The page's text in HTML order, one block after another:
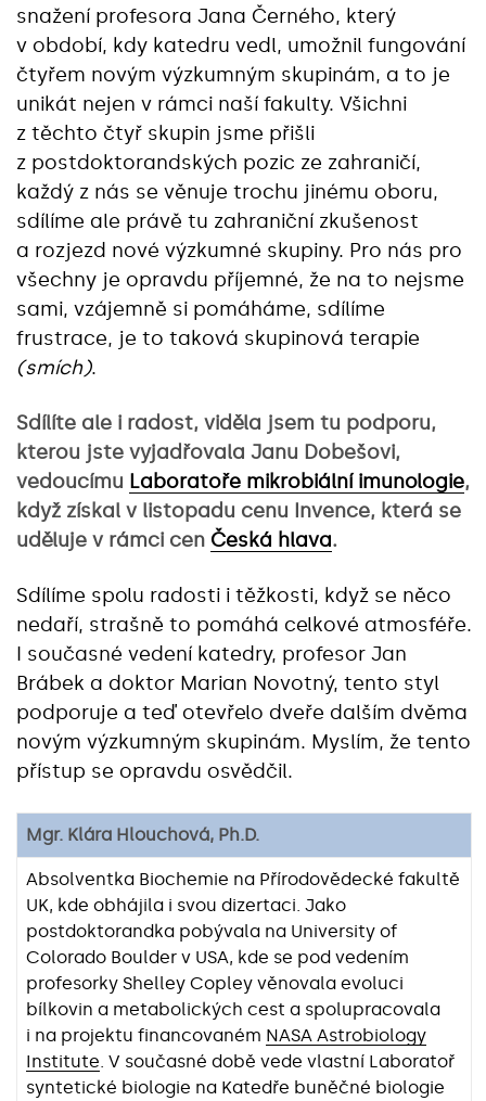
snažení profesora Jana Černého, který
v období, kdy katedru vedl, umožnil fungování
čtyřem novým výzkumným skupinám, a to je
unikát nejen v rámci naší fakulty. Všichni
z těchto čtyř skupin jsme přišli
z postdoktorandských pozic ze zahraničí,
každý z nás se věnuje trochu jinému oboru,
sdílíme ale právě tu zahraniční zkušenost
a rozjezd nové výzkumné skupiny. Pro nás pro
všechny je opravdu příjemné, že na to nejsme
sami, vzájemně si pomáháme, sdílíme
frustrace, je to taková skupinová terapie
(smích).
Sdílíte ale i radost, viděla jsem tu podporu,
kterou jste vyjadřovala Janu Dobešovi,
vedoucímu Laboratoře mikrobiální imunologie,
když získal v listopadu cenu Invence, která se
uděluje v rámci cen Česká hlava.
Sdílíme spolu radosti i těžkosti, když se něco
nedaří, strašně to pomáhá celkové atmosféře.
I současné vedení katedry, profesor Jan
Brábek a doktor Marian Novotný, tento styl
podporuje a teď otevřelo dveře dalším dvěma
novým výzkumným skupinám. Myslím, že tento
přístup se opravdu osvědčil.
Mgr. Klára Hlouchová, Ph.D.
Absolventka Biochemie na Přírodovědecké fakultě
UK, kde obhájila i svou dizertaci. Jako
postdoktorandka pobývala na University of
Colorado Boulder v USA, kde se pod vedením
profesorky Shelley Copley věnovala evoluci
bílkovin a metabolických cest a spolupracovala
i na projektu financovaném NASA Astrobiology
Institute . V současné době vede vlastní Laboratoř
syntetické biologie na Katedře buněčné biologie